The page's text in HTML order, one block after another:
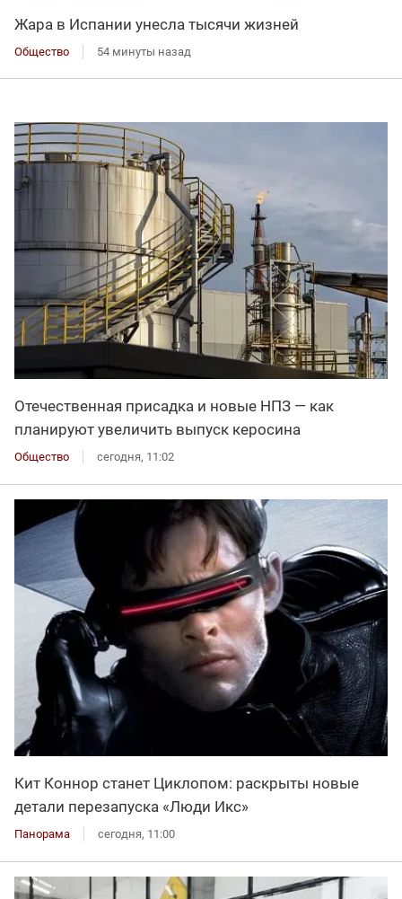
Жара в Испании унесла тысячи жизней
Общество 54 минуты назад
Отечественная присадка и новые НПЗ — как
планируют увеличить выпуск керосина
Общество сегодня, 11:02
Кит Коннор станет Циклопом: раскрыты новые
детали перезапуска «Люди Икс»
Панорама сегодня, 11:00